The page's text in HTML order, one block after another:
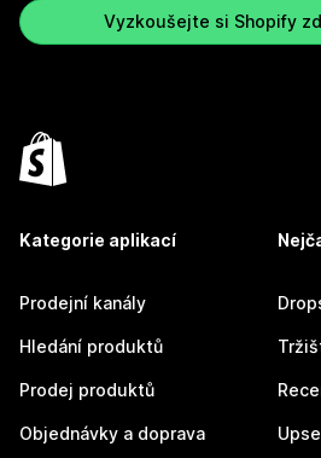
Vyzkoušejte si Shopify
Kategorie aplikací
Prodejní kanály
Hledání produktů
Prodej produktů
Objednávky a doprava